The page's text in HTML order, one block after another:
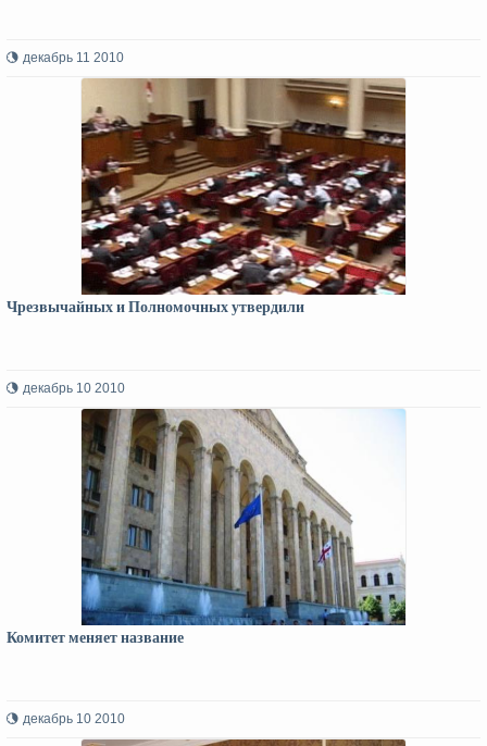
декабрь 11 2010
Чрезвычайных и Полномочных утвердили
декабрь 10 2010
Комитет меняет название
декабрь 10 2010